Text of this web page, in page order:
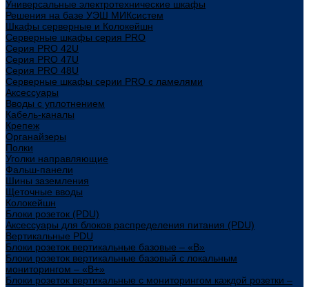
Универсальные электротехнические шкафы
Решения на базе УЭШ МИКсистем
Шкафы серверные и Колокейшн
Серверные шкафы серия PRO
Серия PRO 42U
Серия PRO 47U
Серия PRO 48U
Серверные шкафы серии PRO с ламелями
Аксессуары
Вводы с уплотнением
Кабель-каналы
Крепеж
Органайзеры
Полки
Уголки направляющие
Фальш-панели
Шины заземления
Щеточные вводы
Колокейшн
Блоки розеток (PDU)
Аксессуары для блоков распределения питания (PDU)
Вертикальные PDU
Блоки розеток вертикальные базовые – «В»
Блоки розеток вертикальные базовый с локальным
мониторингом – «В+»
Блоки розеток вертикальные с мониторингом каждой розетки –